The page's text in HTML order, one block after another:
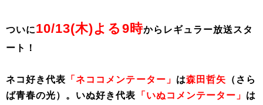
ついに10/13(木)よる9時からレギュラー放送スタ
ート！
ネコ好き代表 「ネココメンテーター」 は森田哲矢 （さら
ば青春の光）。いぬ好き代表 「いぬコメンテーター」 は